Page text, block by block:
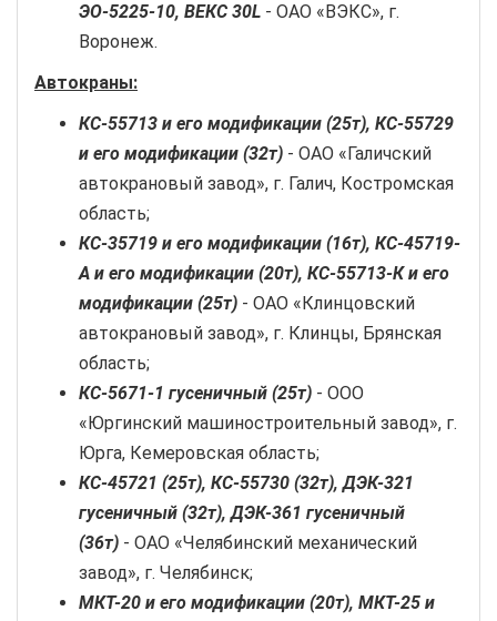
ЭО-5225-10, ВЕКС 30L - ОАО «ВЭКС», г.
Воронеж.
Автокраны:
КС-55713 и его модификации (25т), КС-55729
и его модификации (32т) - ОАО «Галичский
автокрановый завод», г. Галич, Костромская
область;
КС-35719 и его модификации (16т), КС-45719-
А и его модификации (20т), КС-55713-К и его
модификации (25т) - ОАО «Клинцовский
автокрановый завод», г. Клинцы, Брянская
область;
КС-5671-1 гусеничный (25т) - ООО
«Юргинский машиностроительный завод», г.
Юрга, Кемеровская область;
КС-45721 (25т), КС-55730 (32т), ДЭК-321
гусеничный (32т), ДЭК-361 гусеничный
(36т) - ОАО «Челябинский механический
завод», г. Челябинск;
МКТ-20 и его модификации (20т), МКТ-25 и